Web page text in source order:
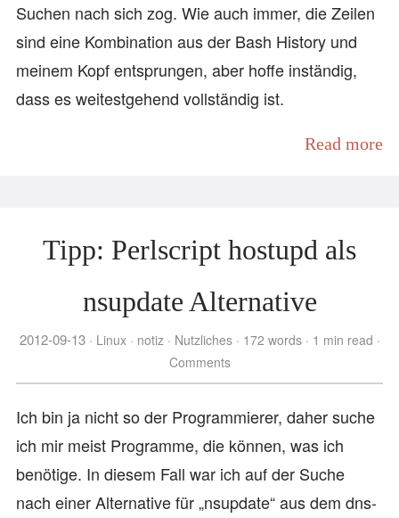
Suchen nach sich zog. Wie auch immer, die Zeilen
sind eine Kombination aus der Bash History und
meinem Kopf entsprungen, aber hoffe inständig,
dass es weitestgehend vollständig ist.
Read more
Tipp: Perlscript hostupd als
nsupdate Alternative
2012-09-13 Linux notiz Nutzliches 172 words
1 min read
Comments
Ich bin ja nicht so der Programmierer, daher suche
ich mir meist Programme, die können, was ich
benötige. In diesem Fall war ich auf der Suche
nach einer Alternative für „nsupdate“ aus dem dns-